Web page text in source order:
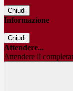
Chiudi
Informazione
Chiudi
Attendere...
Attendere il